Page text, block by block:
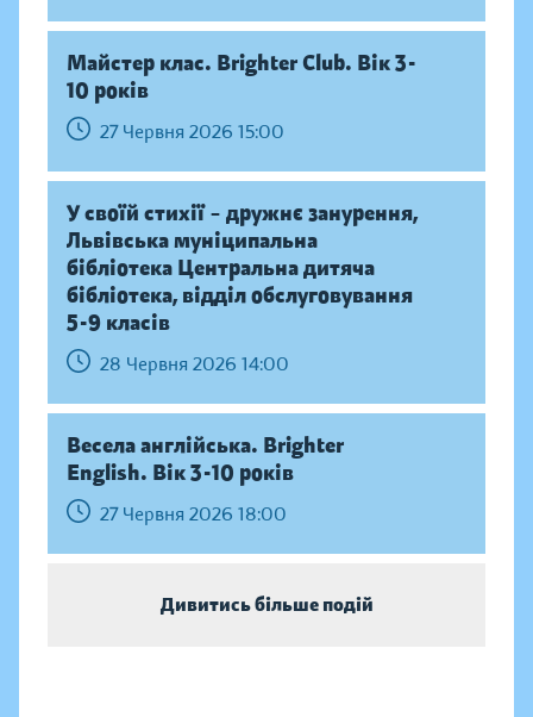
Майстер клас. Brighter Club. Вік 3-
10 років
27 Червня 2026 15:00
У своїй стихії – дружнє занурення,
Львівська муніципальна
бібліотека Центральна дитяча
бібліотека, відділ обслуговування
5-9 класів
28 Червня 2026 14:00
Весела англійська. Brighter
English. Вік 3-10 років
27 Червня 2026 18:00
Дивитись більше подій